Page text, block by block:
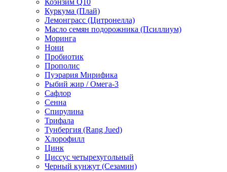
Коэнзим Q10
Куркума (Плай)
Лемонграсс (Цитронелла)
Масло семян подорожника (Псиллиум)
Моринга
Нони
Пробиотик
Прополис
Пуэрария Мирифика
Рыбий жир / Омега-3
Сафлор
Сенна
Спирулина
Трифала
Тунбергия (Rang Jued)
Хлорофилл
Цинк
Циссус четырехугольный
Черный кунжут (Сезамин)